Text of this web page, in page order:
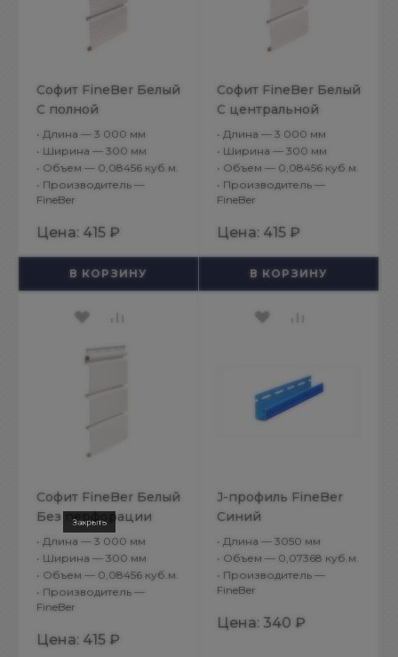
Софит FineBer Белый
С полной
перфорацией
• Длина — 3 000 мм
• Ширина — 300 мм
• Объем — 0,08456 куб.м.
• Производитель —
FineBer
Цена: 415 ₽
В КОРЗИНУ
Софит FineBer Белый
С центральной
перфорацией
• Длина — 3 000 мм
• Ширина — 300 мм
• Объем — 0,08456 куб.м.
• Производитель —
FineBer
Цена: 415 ₽
В КОРЗИНУ
Софит FineBer Белый
Без перфорации
• Длина — 3 000 мм
• Ширина — 300 мм
• Объем — 0,08456 куб.м.
• Производитель —
FineBer
Цена: 415 ₽
J-профиль FineBer
Синий
• Длина — 3050 мм
• Объем — 0,07368 куб.м.
• Производитель —
FineBer
Цена: 340 ₽